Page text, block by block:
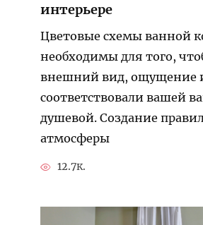
интерьере
Цветовые схемы ванной
необходимы для того,
внешний вид, ощущение
соответствовали вашей
душевой. Создание
атмосферы
12.7к.